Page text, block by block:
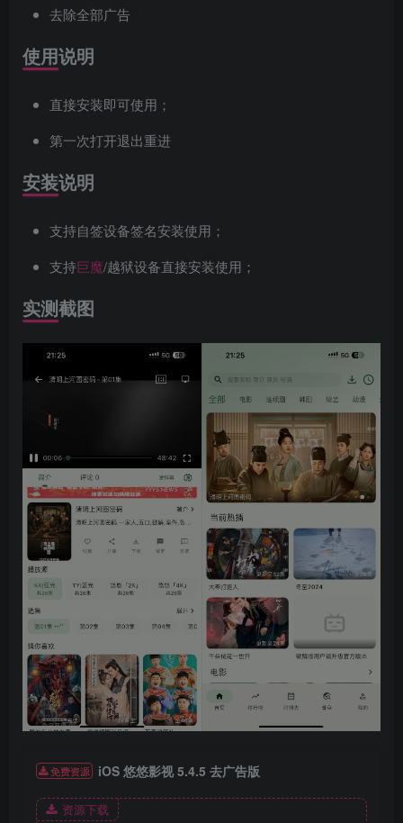
去除全部广告
使用说明
直接安装即可使用；
第一次打开退出重进
安装说明
支持自签设备签名安装使用；
支持巨魔/越狱设备直接安装使用；
实测截图
免费资源 iOS 悠悠影视 5.4.5 去广告版
资源下载